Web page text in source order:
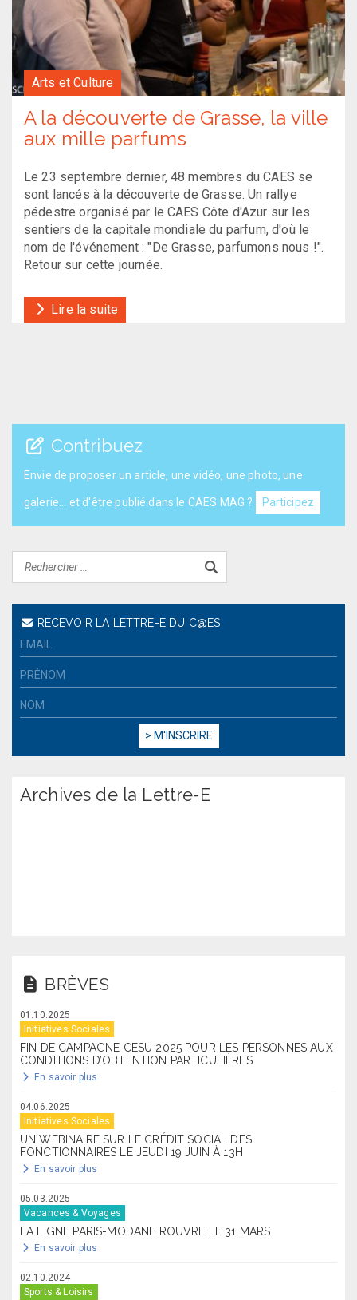
Arts et Culture
A la découverte de Grasse, la ville
aux mille parfums
Le 23 septembre dernier, 48 membres du CAES se
sont lancés à la découverte de Grasse. Un rallye
pédestre organisé par le CAES Côte d'Azur sur les
sentiers de la capitale mondiale du parfum, d'où le
nom de l'événement : "De Grasse, parfumons nous !".
Retour sur cette journée.
Lire la suite
Contribuez
Envie de proposer un article, une vidéo, une photo, une
galerie... et d'être publié dans le CAES MAG ? Participez
RECEVOIR LA LETTRE-E DU C@ES
Archives de la Lettre-E
BRÈVES
01.10.2025
Initiatives Sociales
FIN DE CAMPAGNE CESU 2025 POUR LES PERSONNES AUX
CONDITIONS D’OBTENTION PARTICULIÈRES
En savoir plus
04.06.2025
Initiatives Sociales
UN WEBINAIRE SUR LE CRÉDIT SOCIAL DES
FONCTIONNAIRES LE JEUDI 19 JUIN À 13H
En savoir plus
05.03.2025
Vacances & Voyages
LA LIGNE PARIS-MODANE ROUVRE LE 31 MARS
En savoir plus
02.10.2024
Sports & Loisirs